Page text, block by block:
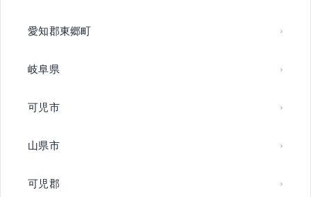
愛知郡東郷町
岐阜県
可児市
山県市
可児郡